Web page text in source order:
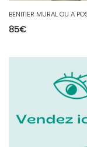
85€